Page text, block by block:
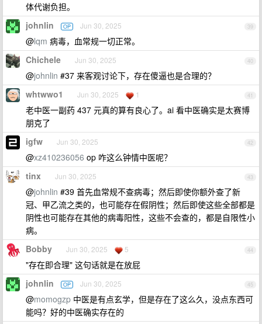
体代谢负担。
39
johnlin OP Jun 30, 2025
@lqm 病毒，血常规一切正常。
40
Chichele Jun 30, 2025
@johnlin #37 来客观讨论下，存在傻逼也是合理的？
41
whtwwo1 Jun 30, 2025 1
老中医一副药 437 元真的算有良心了。ai 看中医确实是太赛博
朋克了
42
igfw Jun 30, 2025
@xz410236056 op 咋这么钟情中医呢？
43
tinx Jun 30, 2025
@johnlin #39 首先血常规不查病毒；然后即使你额外查了新
冠、甲乙流之类的，也可能存在假阴性；然后即使这些全部都是
阴性也可能存在其他的病毒阳性，这些不会查的，都是自限性小
病。
44
Bobby Jun 30, 2025 5
"存在即合理" 这句话就是在放屁
45
johnlin OP Jun 30, 2025
@momogzp 中医是有点玄学，但是存在了这么久，没点东西可
能吗？好的中医确实存在的